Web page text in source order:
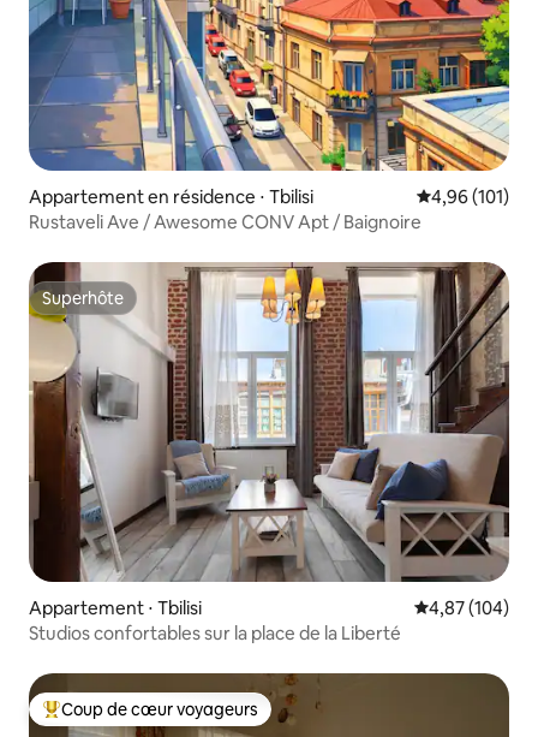
Appartement en résidence ⋅ Tbilisi Évaluation
4,96 (101)
Rustaveli Ave / Awesome CONV Apt / Baignoire
Superhôte
Superhôte
Appartement ⋅ Tbilisi Évaluation
4,87 (104)
Studios confortables sur la place de la Liberté
Coups de cœur voyageurs les plus appréciés
Coup de cœur voyageurs